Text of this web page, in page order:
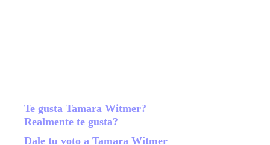
Te gusta Tamara Witmer?
Realmente te gusta?
Dale tu voto a Tamara Witmer